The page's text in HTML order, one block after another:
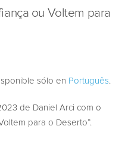
ou Voltem para
sólo en Português.
de Daniel Arci com o
para o Deserto”.